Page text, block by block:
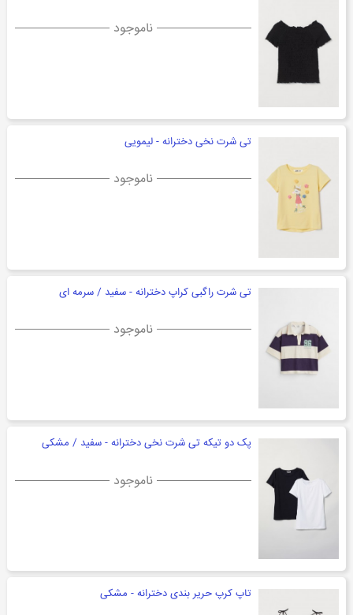
ناموجود
تی شرت نخی دخترانه - لیمویی
ناموجود
تی شرت راگبی کراپ دخترانه - سفید / سرمه ای
ناموجود
پک دو تیکه تی شرت نخی دخترانه - سفید / مشکی
ناموجود
تاپ کرپ حریر بندی دخترانه - مشکی